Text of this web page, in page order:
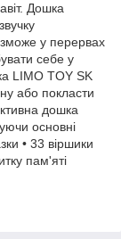
Дошка
у перервах
себе у
LIMO TOY SK
або покласти
дошка
основні
• 33 віршики
пам'яті